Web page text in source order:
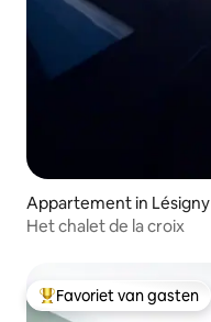
Appartement in Lésigny
Het chalet de la croix
Topfavoriet van gasten
Favoriet van gasten